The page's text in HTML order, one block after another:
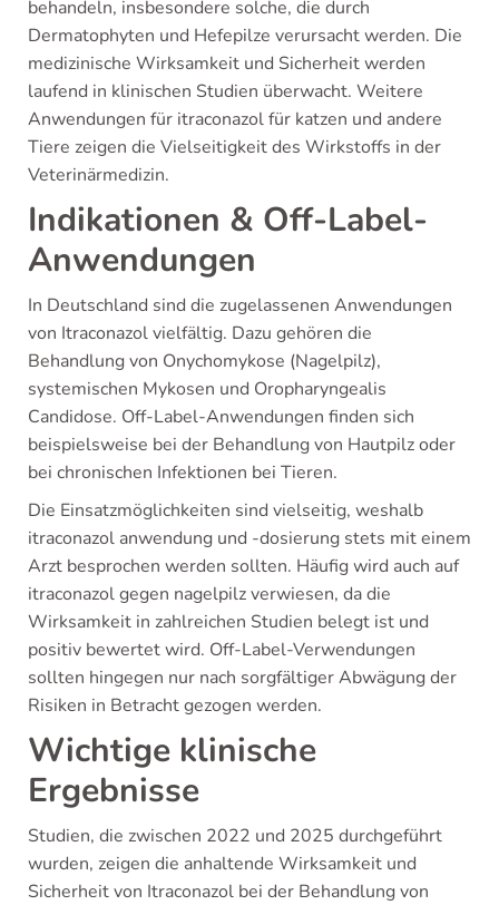
behandeln, insbesondere solche, die durch
Dermatophyten und Hefepilze verursacht werden. Die
medizinische Wirksamkeit und Sicherheit werden
laufend in klinischen Studien überwacht. Weitere
Anwendungen für itraconazol für katzen und andere
Tiere zeigen die Vielseitigkeit des Wirkstoffs in der
Veterinärmedizin.
Indikationen & Off-Label-
Anwendungen
In Deutschland sind die zugelassenen Anwendungen
von Itraconazol vielfältig. Dazu gehören die
Behandlung von Onychomykose (Nagelpilz),
systemischen Mykosen und Oropharyngealis
Candidose. Off-Label-Anwendungen finden sich
beispielsweise bei der Behandlung von Hautpilz oder
bei chronischen Infektionen bei Tieren.
Die Einsatzmöglichkeiten sind vielseitig, weshalb
itraconazol anwendung und -dosierung stets mit einem
Arzt besprochen werden sollten. Häufig wird auch auf
itraconazol gegen nagelpilz verwiesen, da die
Wirksamkeit in zahlreichen Studien belegt ist und
positiv bewertet wird. Off-Label-Verwendungen
sollten hingegen nur nach sorgfältiger Abwägung der
Risiken in Betracht gezogen werden.
Wichtige klinische
Ergebnisse
Studien, die zwischen 2022 und 2025 durchgeführt
wurden, zeigen die anhaltende Wirksamkeit und
Sicherheit von Itraconazol bei der Behandlung von